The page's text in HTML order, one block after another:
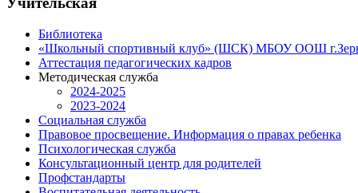
Библиотека
«Школьный спортивный клуб» (ШСК) МБОУ ООШ
Аттестация педагогических кадров
Методическая служба
2024-2025
2023-2024
Социальная служба
Правовое просвещение. Информация о правах ребенка
Психологическая служба
Консультационный центр для родителей
Профстандарты